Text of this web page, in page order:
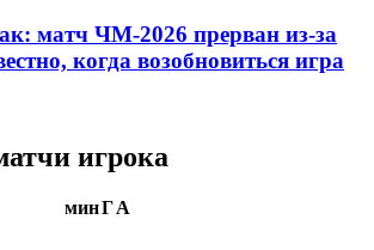
матч ЧМ-2026 прерван из-за
когда возобновиться игра
игрока
минГА